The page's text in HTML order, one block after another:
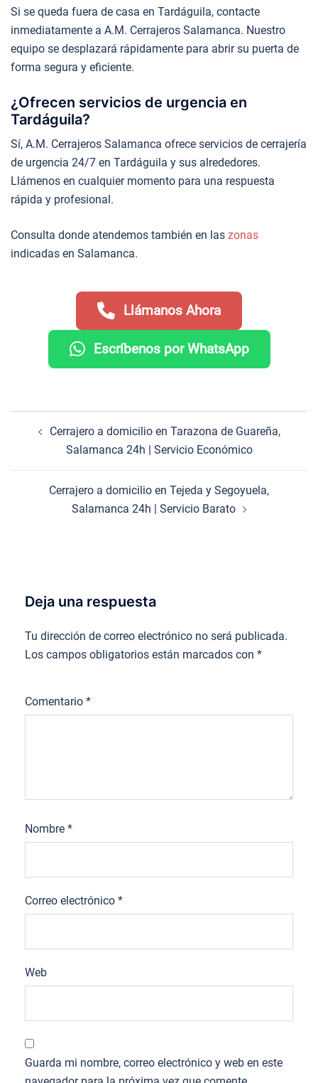
Si se queda fuera de casa en Tardáguila, contacte
inmediatamente a A.M. Cerrajeros Salamanca. Nuestro
equipo se desplazará rápidamente para abrir su puerta de
forma segura y eficiente.
¿Ofrecen servicios de urgencia en
Tardáguila?
Sí, A.M. Cerrajeros Salamanca ofrece servicios de cerrajería
de urgencia 24/7 en Tardáguila y sus alrededores.
Llámenos en cualquier momento para una respuesta
rápida y profesional.
Consulta donde atendemos también en las zonas
indicadas en Salamanca.
Llámanos Ahora
Escríbenos por WhatsApp
entradas
Cerrajero a domicilio en Tarazona de Guareña,
Salamanca 24h | Servicio Económico
Cerrajero a domicilio en Tejeda y Segoyuela,
Salamanca 24h | Servicio Barato
Deja una respuesta
Tu dirección de correo electrónico no será publicada.
Los campos obligatorios están marcados con *
Comentario *
Nombre *
Correo electrónico *
Web
Guarda mi nombre, correo electrónico y web en este